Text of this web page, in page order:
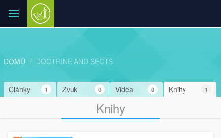
DOMŮ DOCTRINE AND SECTS
Knihy 1
Videa 0
Zvuk 0
Články 1
Knihy